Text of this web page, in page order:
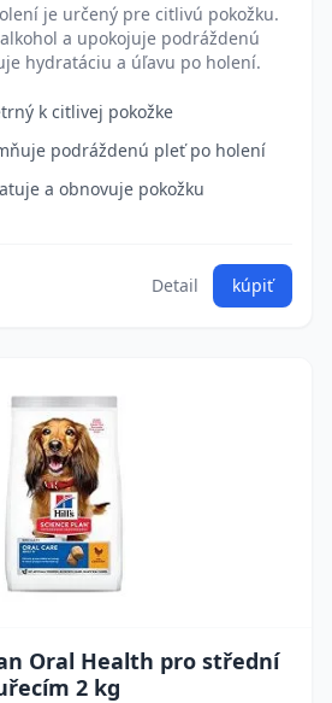
je určený pre citlivú pokožku.
a upokojuje podráždenú
hydratáciu a úľavu po holení.
k citlivej pokožke
podráždenú pleť po holení
a obnovuje pokožku
Detail kúpiť
Oral Health pro střední
2 kg